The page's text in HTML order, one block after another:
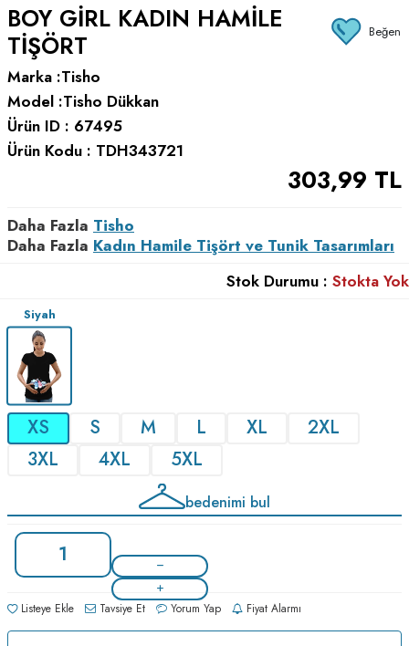
BOY GIRL KADIN HAMILE
TIŞÖRT
Beğen
Marka :Tisho
Model :Tisho Dükkan
Ürün ID : 67495
Ürün Kodu : TDH343721
303,99 TL
Daha Fazla Tisho
Daha Fazla Kadın Hamile Tişört ve Tunik Tasarımları
Stok Durumu : Stokta Yok
Siyah
XS S M L XL
2XL
3XL
4XL 5XL
bedenimi bul
Listeye Ekle Tavsiye Et Yorum Yap Fiyat Alarmı